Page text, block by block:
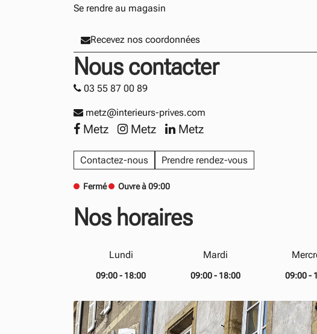
Se rendre au magasin
Recevez nos coordonnées
Nous contacter
03 55 87 00 89
metz@interieurs-prives.com
Metz Metz Metz
Contactez-nous Prendre rendez-vous
Fermé Ouvre à 09:00
Nos horaires
Lundi
09:00 - 18:00
Mardi
09:00 - 18:00 09:00 -